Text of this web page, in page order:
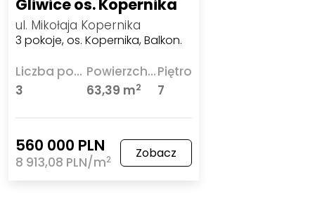
Gliwice os. Kopernika
ul. Mikołaja Kopernika
3 pokoje, os. Kopernika, Balkon.
Liczba pokoi
3
Powierzchnia
63,39 m2
Piętro
7
560 000 PLN
8 913,08 PLN/m2 Zobacz